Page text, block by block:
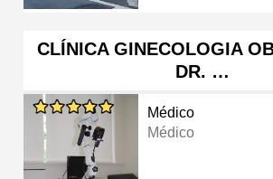
CLÍNICA GINECOLOGIA
DR. …
Médico
Médico